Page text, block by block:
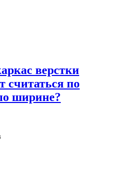
верстки
считаться по
ширине?